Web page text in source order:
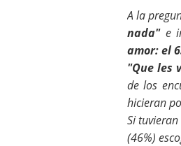
A la
nada"e
amor: el
"Que les
de los
hicieran
Si
(46%)